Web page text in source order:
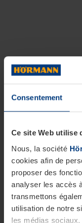
Consentement
Ce site Web utilise
Nous, la société
cookies afin de
proposer des
analyser les accès
transmettons
utilisation de notre
les médias sociaux,